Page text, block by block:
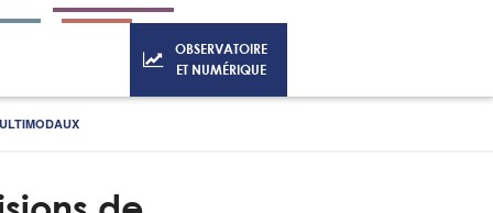
OBSERVATOIRE
ET NUMÉRIQUE